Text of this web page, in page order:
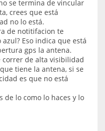
se termina de vincular
crees que está
no lo está.
de notitifacion te
Eso indica que está
gps la antena.
correr de alta visibilidad
tiene la antena, si se
es que no está
de lo como lo haces y lo